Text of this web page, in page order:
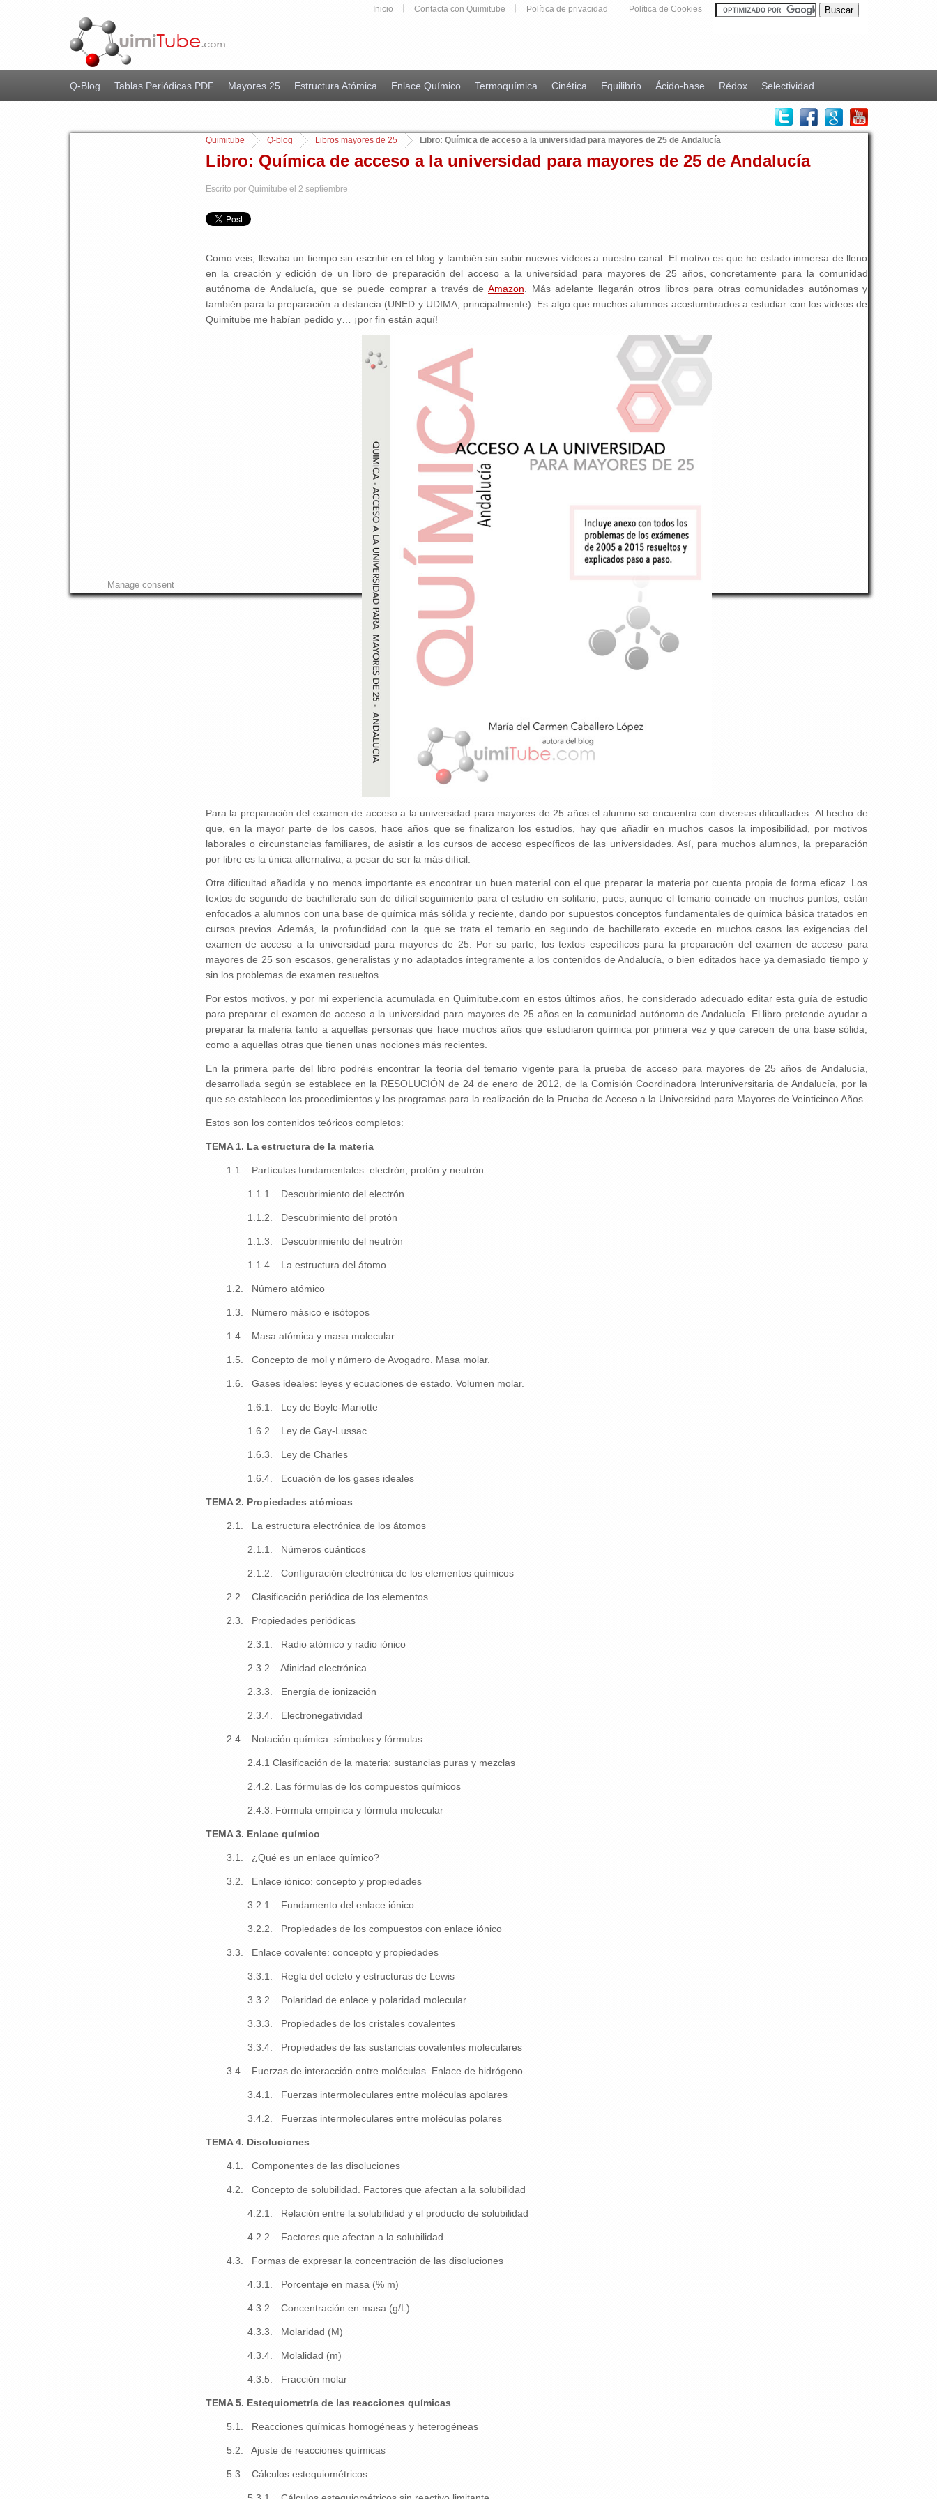
Inicio Contacta con Quimitube Política de privacidad Política de Cookies
Q-Blog Tablas Periódicas PDF Mayores 25 Estructura Atómica Enlace Químico Termoquímica Cinética Equilibrio Ácido-base Rédox Selectividad
Quimitube Q-blog Libros mayores de 25 Libro: Química de acceso a la universidad para mayores de 25 de Andalucía
Libro: Química de acceso a la universidad para mayores de 25 de Andalucía
Escrito por Quimitube el 2 septiembre
Como veis, llevaba un tiempo sin escribir en el blog y también sin subir nuevos vídeos a nuestro canal. El motivo es que he estado inmersa de lleno
en la creación y edición de un libro de preparación del acceso a la universidad para mayores de 25 años, concretamente para la comunidad
autónoma de Andalucía, que se puede comprar a través de Amazon . Más adelante llegarán otros libros para otras comunidades autónomas y
también para la preparación a distancia (UNED y UDIMA, principalmente). Es algo que muchos alumnos acostumbrados a estudiar con los vídeos de
Quimitube me habían pedido y… ¡por fin están aquí!
Para la preparación del examen de acceso a la universidad para mayores de 25 años el alumno se encuentra con diversas dificultades. Al hecho de
que, en la mayor parte de los casos, hace años que se finalizaron los estudios, hay que añadir en muchos casos la imposibilidad, por motivos
laborales o circunstancias familiares, de asistir a los cursos de acceso específicos de las universidades. Así, para muchos alumnos, la preparación
por libre es la única alternativa, a pesar de ser la más difícil.
Otra dificultad añadida y no menos importante es encontrar un buen material con el que preparar la materia por cuenta propia de forma eficaz. Los
textos de segundo de bachillerato son de difícil seguimiento para el estudio en solitario, pues, aunque el temario coincide en muchos puntos, están
enfocados a alumnos con una base de química más sólida y reciente, dando por supuestos conceptos fundamentales de química básica tratados en
cursos previos. Además, la profundidad con la que se trata el temario en segundo de bachillerato excede en muchos casos las exigencias del
examen de acceso a la universidad para mayores de 25. Por su parte, los textos específicos para la preparación del examen de acceso para
mayores de 25 son escasos, generalistas y no adaptados íntegramente a los contenidos de Andalucía, o bien editados hace ya demasiado tiempo y
sin los problemas de examen resueltos.
Por estos motivos, y por mi experiencia acumulada en Quimitube.com en estos últimos años, he considerado adecuado editar esta guía de estudio
para preparar el examen de acceso a la universidad para mayores de 25 años en la comunidad autónoma de Andalucía. El libro pretende ayudar a
preparar la materia tanto a aquellas personas que hace muchos años que estudiaron química por primera vez y que carecen de una base sólida,
como a aquellas otras que tienen unas nociones más recientes.
En la primera parte del libro podréis encontrar la teoría del temario vigente para la prueba de acceso para mayores de 25 años de Andalucía,
desarrollada según se establece en la RESOLUCIÓN de 24 de enero de 2012, de la Comisión Coordinadora Interuniversitaria de Andalucía, por la
que se establecen los procedimientos y los programas para la realización de la Prueba de Acceso a la Universidad para Mayores de Veinticinco Años.
Estos son los contenidos teóricos completos:
TEMA 1. La estructura de la materia
1.1. Partículas fundamentales: electrón, protón y neutrón
1.1.1. Descubrimiento del electrón
1.1.2. Descubrimiento del protón
1.1.3. Descubrimiento del neutrón
1.1.4. La estructura del átomo
1.2. Número atómico
1.3. Número másico e isótopos
1.4. Masa atómica y masa molecular
1.5. Concepto de mol y número de Avogadro. Masa molar.
1.6. Gases ideales: leyes y ecuaciones de estado. Volumen molar.
1.6.1. Ley de Boyle-Mariotte
1.6.2. Ley de Gay-Lussac
1.6.3. Ley de Charles
1.6.4. Ecuación de los gases ideales
TEMA 2. Propiedades atómicas
2.1. La estructura electrónica de los átomos
2.1.1. Números cuánticos
2.1.2. Configuración electrónica de los elementos químicos
2.2. Clasificación periódica de los elementos
2.3. Propiedades periódicas
2.3.1. Radio atómico y radio iónico
2.3.2. Afinidad electrónica
2.3.3. Energía de ionización
2.3.4. Electronegatividad
2.4. Notación química: símbolos y fórmulas
2.4.1 Clasificación de la materia: sustancias puras y mezclas
2.4.2. Las fórmulas de los compuestos químicos
2.4.3. Fórmula empírica y fórmula molecular
TEMA 3. Enlace químico
3.1. ¿Qué es un enlace químico?
3.2. Enlace iónico: concepto y propiedades
3.2.1. Fundamento del enlace iónico
3.2.2. Propiedades de los compuestos con enlace iónico
3.3. Enlace covalente: concepto y propiedades
3.3.1. Regla del octeto y estructuras de Lewis
3.3.2. Polaridad de enlace y polaridad molecular
3.3.3. Propiedades de los cristales covalentes
3.3.4. Propiedades de las sustancias covalentes moleculares
3.4. Fuerzas de interacción entre moléculas. Enlace de hidrógeno
3.4.1. Fuerzas intermoleculares entre moléculas apolares
3.4.2. Fuerzas intermoleculares entre moléculas polares
TEMA 4. Disoluciones
4.1. Componentes de las disoluciones
4.2. Concepto de solubilidad. Factores que afectan a la solubilidad
4.2.1. Relación entre la solubilidad y el producto de solubilidad
4.2.2. Factores que afectan a la solubilidad
4.3. Formas de expresar la concentración de las disoluciones
4.3.1. Porcentaje en masa (% m)
4.3.2. Concentración en masa (g/L)
4.3.3. Molaridad (M)
4.3.4. Molalidad (m)
4.3.5. Fracción molar
TEMA 5. Estequiometría de las reacciones químicas
5.1. Reacciones químicas homogéneas y heterogéneas
5.2. Ajuste de reacciones químicas
5.3. Cálculos estequiométricos
Manage consent